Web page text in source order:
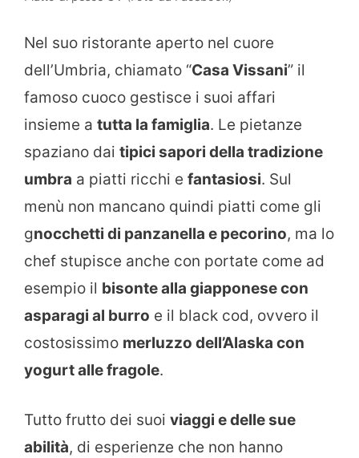
Nel suo ristorante aperto nel cuore
dell’Umbria, chiamato “Casa Vissani” il
famoso cuoco gestisce i suoi affari
insieme a tutta la famiglia. Le pietanze
spaziano dai tipici sapori della tradizione
umbra a piatti ricchi e fantasiosi. Sul
menù non mancano quindi piatti come gli
gnocchetti di panzanella e pecorino, ma lo
chef stupisce anche con portate come ad
esempio il bisonte alla giapponese con
asparagi al burro e il black cod, ovvero il
costosissimo merluzzo dell’Alaska con
yogurt alle fragole.
Tutto frutto dei suoi viaggi e delle sue
abilità, di esperienze che non hanno